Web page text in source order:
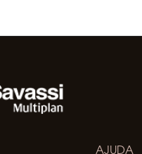
AJUDA